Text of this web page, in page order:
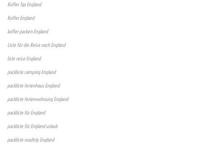
Koffer Typ England
Koffer England
koffer packen England
Liste für die Reise nach England
liste reise England
packliste camping England
packliste ferienhaus England
packliste ferienwohnung England
packliste für England
packliste für England urlaub
packliste roadtrip England